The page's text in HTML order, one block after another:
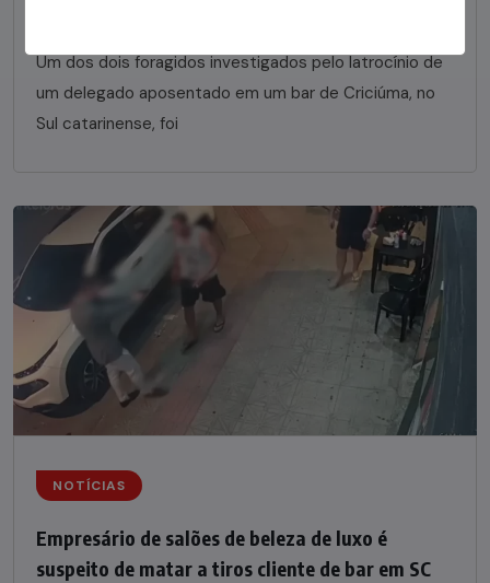
Um dos dois foragidos investigados pelo latrocínio de
um delegado aposentado em um bar de Criciúma, no
Sul catarinense, foi
NOTÍCIAS
Empresário de salões de beleza de luxo é
suspeito de matar a tiros cliente de bar em SC